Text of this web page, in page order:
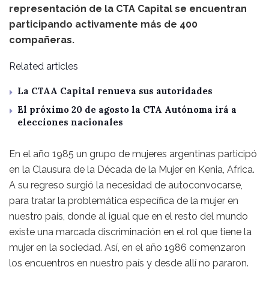
representación de la CTA Capital se encuentran
participando activamente más de 400
compañeras.
Related articles
La CTAA Capital renueva sus autoridades
El próximo 20 de agosto la CTA Autónoma irá a
elecciones nacionales
En el año 1985 un grupo de mujeres argentinas participó
en la Clausura de la Década de la Mujer en Kenia, Africa.
A su regreso surgió la necesidad de autoconvocarse,
para tratar la problemática específica de la mujer en
nuestro país, donde al igual que en el resto del mundo
existe una marcada discriminación en el rol que tiene la
mujer en la sociedad. Así, en el año 1986 comenzaron
los encuentros en nuestro país y desde allí no pararon.